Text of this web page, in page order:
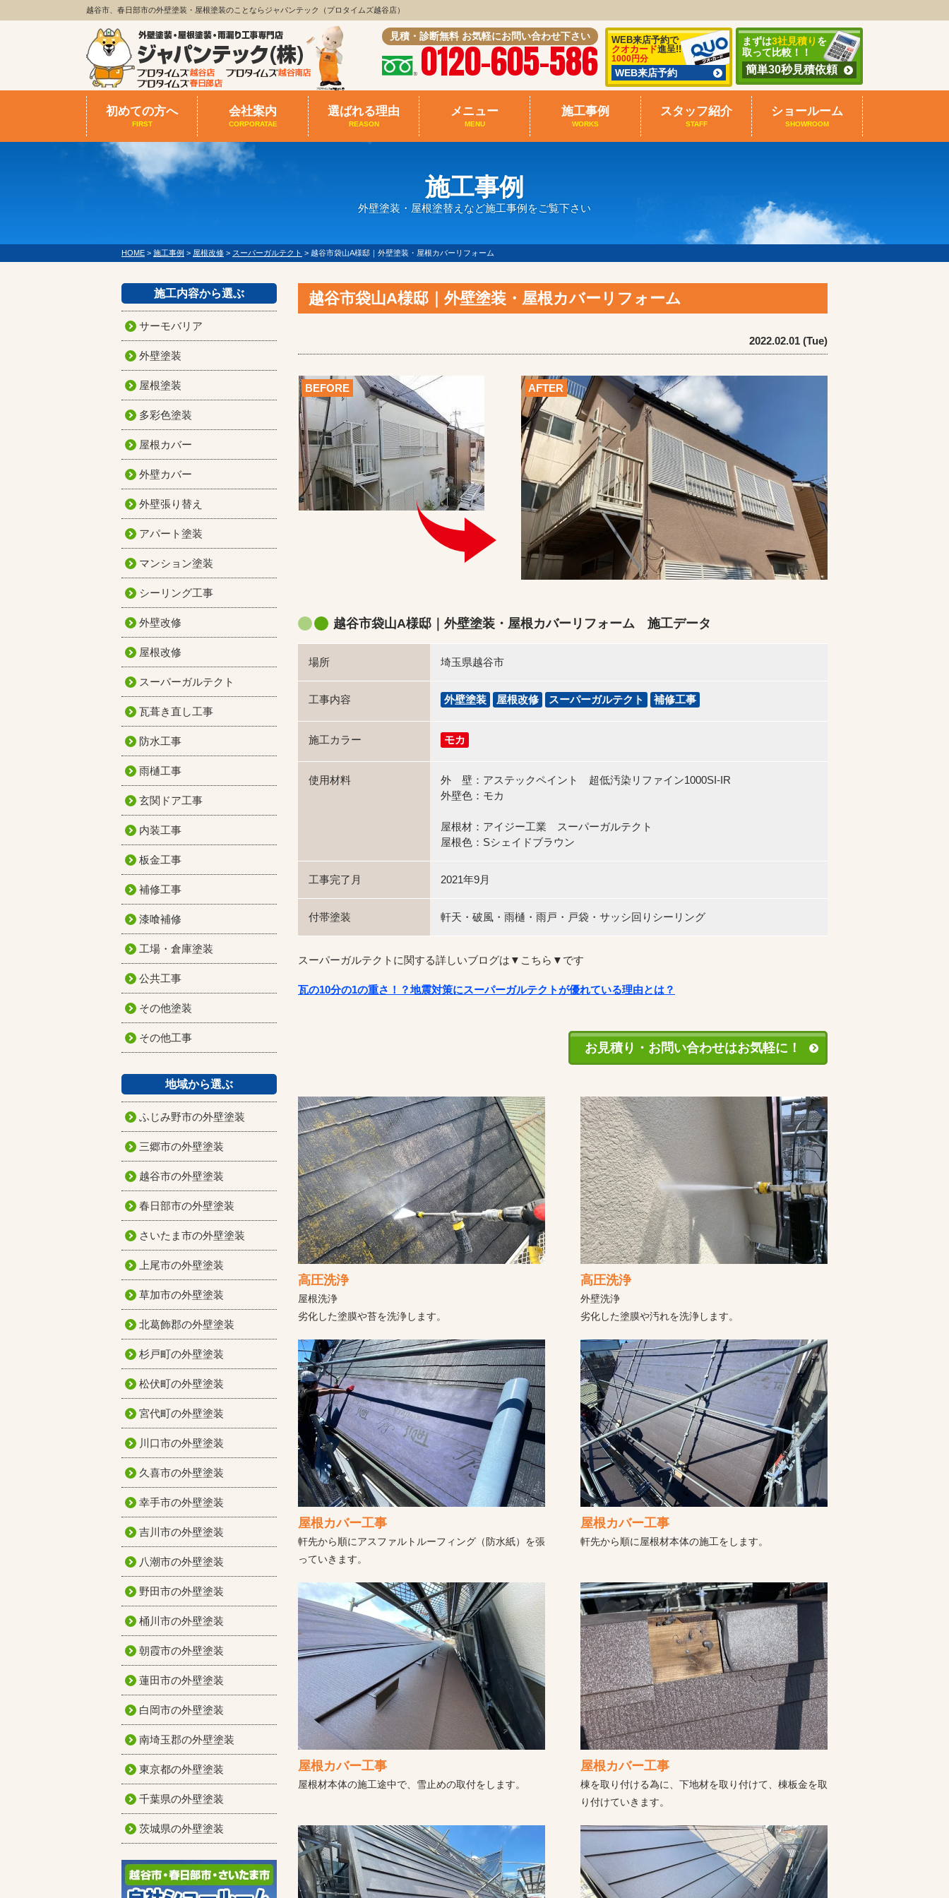
越谷市、春日部市の外壁塗装・屋根塗装のことならジャパンテック（プロタイムズ越谷店）
見積・診断無料 お気軽にお問い合わせ下さい
0120-605-586
WEB来店予約で
クオカード進呈!!
1000円分
WEB来店予約
まずは3社見積り を
取って比較！！
簡単30秒見積依頼
初めての方へ
FIRST
会社案内
CORPORATAE
選ばれる理由
REASON
メニュー
MENU
施工事例
WORKS
スタッフ紹介
STAFF
ショールーム
SHOWROOM
施工事例
外壁塗装・屋根塗替えなど施工事例をご覧下さい
HOME > 施工事例 > 屋根改修 > スーパーガルテクト > 越谷市袋山A様邸｜外壁塗装・屋根カバーリフォーム
越谷市袋山A様邸｜外壁塗装・屋根カバーリフォーム
2022.02.01 (Tue)
AFTER
BEFORE
越谷市袋山A様邸｜外壁塗装・屋根カバーリフォーム 施工データ
場所 埼玉県越谷市
工事内容 外壁塗装 屋根改修 スーパーガルテクト 補修工事
施工カラー モカ
使用材料
外 壁：アステックペイント 超低汚染リファイン1000SI-IR
外壁色：モカ
屋根材：アイジー工業 スーパーガルテクト
屋根色：Sシェイドブラウン
工事完了月 2021年9月
付帯塗装 軒天・破風・雨樋・雨戸・戸袋・サッシ回りシーリング
スーパーガルテクトに関する詳しいブログは▼こちら▼です
瓦の10分の1の重さ！？地震対策にスーパーガルテクトが優れている理由とは？
お見積り・お問い合わせはお気軽に！
高圧洗浄
屋根洗浄
劣化した塗膜や苔を洗浄します。
高圧洗浄
外壁洗浄
劣化した塗膜や汚れを洗浄します。
屋根カバー工事
軒先から順にアスファルトルーフィング（防水紙）を張
っていきます。
屋根カバー工事
軒先から順に屋根材本体の施工をします。
屋根カバー工事
屋根材本体の施工途中で、雪止めの取付をします。
屋根カバー工事
棟を取り付ける為に、下地材を取り付けて、棟板金を取
り付けていきます。
施工内容から選ぶ
サーモバリア
外壁塗装
屋根塗装
多彩色塗装
屋根カバー
外壁カバー
外壁張り替え
アパート塗装
マンション塗装
シーリング工事
外壁改修
屋根改修
スーパーガルテクト
瓦葺き直し工事
防水工事
雨樋工事
玄関ドア工事
内装工事
板金工事
補修工事
漆喰補修
工場・倉庫塗装
公共工事
その他塗装
その他工事
地域から選ぶ
ふじみ野市の外壁塗装
三郷市の外壁塗装
越谷市の外壁塗装
春日部市の外壁塗装
さいたま市の外壁塗装
上尾市の外壁塗装
草加市の外壁塗装
北葛飾郡の外壁塗装
杉戸町の外壁塗装
松伏町の外壁塗装
宮代町の外壁塗装
川口市の外壁塗装
久喜市の外壁塗装
幸手市の外壁塗装
吉川市の外壁塗装
八潮市の外壁塗装
野田市の外壁塗装
桶川市の外壁塗装
朝霞市の外壁塗装
蓮田市の外壁塗装
白岡市の外壁塗装
南埼玉郡の外壁塗装
東京都の外壁塗装
千葉県の外壁塗装
茨城県の外壁塗装